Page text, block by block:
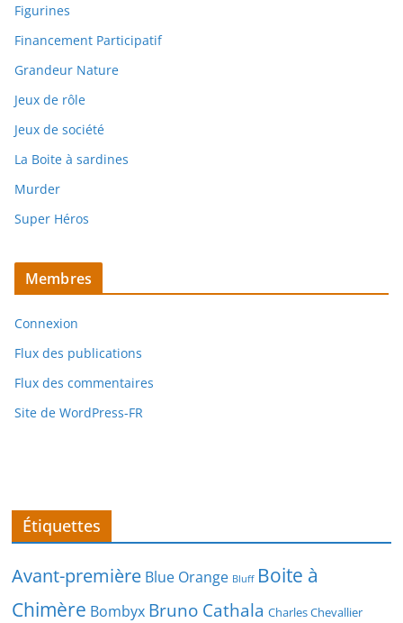
Figurines
Financement Participatif
Grandeur Nature
Jeux de rôle
Jeux de société
La Boite à sardines
Murder
Super Héros
Membres
Connexion
Flux des publications
Flux des commentaires
Site de WordPress-FR
Étiquettes
Avant-première Blue Orange Bluff Boite à
Chimère Bombyx Bruno Cathala Charles Chevallier